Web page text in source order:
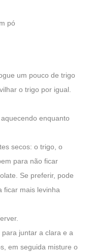
pó
um pouco de trigo
o trigo por igual.
enquanto
secos: o trigo, o
para não ficar
Se preferir, pode
ficar mais levinha
juntar a clara e a
em seguida misture o